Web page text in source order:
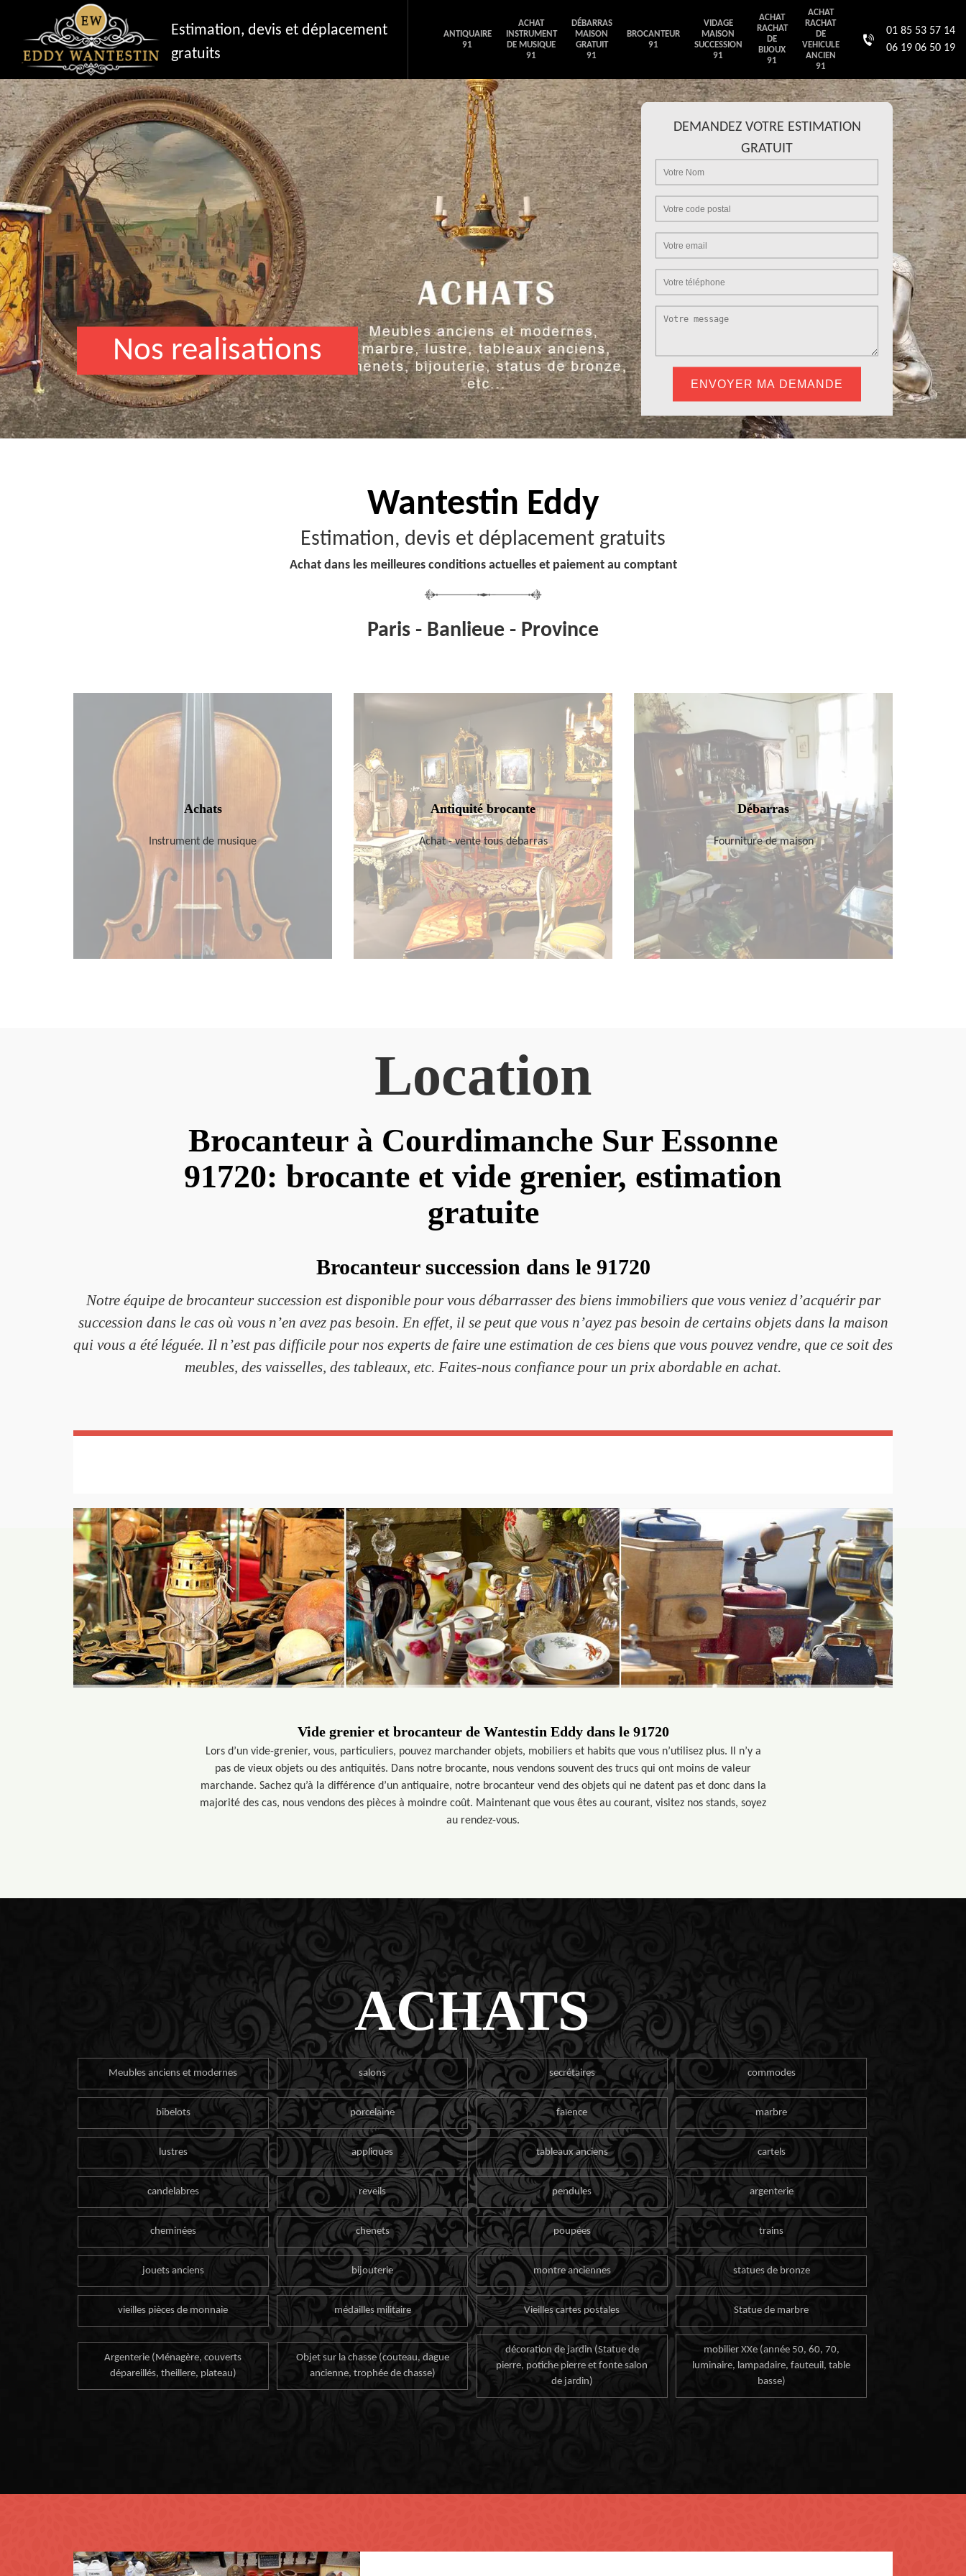
Estimation, devis et déplacement
gratuits
ANTIQUAIRE
91
ACHAT
INSTRUMENT
DE MUSIQUE
91
DÉBARRAS
MAISON
GRATUIT
91
BROCANTEUR
91
VIDAGE
MAISON
SUCCESSION
91
ACHAT
RACHAT
DE
BIJOUX
91
ACHAT
RACHAT
DE
VEHICULE
ANCIEN
91
01 85 53 57 14
06 19 06 50 19
Nos realisations
DEMANDEZ VOTRE ESTIMATION
GRATUIT
Wantestin Eddy
Estimation, devis et déplacement gratuits
Achat dans les meilleures conditions actuelles et paiement au comptant
Paris - Banlieue - Province
Achats
Instrument de musique
Antiquité brocante
Achat - vente tous débarras
Débarras
Fourniture de maison
Brocanteur à Courdimanche Sur Essonne
91720: brocante et vide grenier, estimation
gratuite
Location
Brocanteur succession dans le 91720
Notre équipe de brocanteur succession est disponible pour vous débarrasser des biens immobiliers que vous veniez d’acquérir par
succession dans le cas où vous n’en avez pas besoin. En effet, il se peut que vous n’ayez pas besoin de certains objets dans la maison
qui vous a été léguée. Il n’est pas difficile pour nos experts de faire une estimation de ces biens que vous pouvez vendre, que ce soit des
meubles, des vaisselles, des tableaux, etc. Faites-nous confiance pour un prix abordable en achat.
Vide grenier et brocanteur de Wantestin Eddy dans le 91720
Lors d’un vide-grenier, vous, particuliers, pouvez marchander objets, mobiliers et habits que vous n’utilisez plus. Il n’y a
pas de vieux objets ou des antiquités. Dans notre brocante, nous vendons souvent des trucs qui ont moins de valeur
marchande. Sachez qu’à la différence d’un antiquaire, notre brocanteur vend des objets qui ne datent pas et donc dans la
majorité des cas, nous vendons des pièces à moindre coût. Maintenant que vous êtes au courant, visitez nos stands, soyez
au rendez-vous.
ACHATS
Meubles anciens et modernes salons secrétaires commodes
bibelots porcelaine faïence marbre
lustres appliques tableaux anciens cartels
candelabres reveils pendules argenterie
cheminées chenets poupées trains
jouets anciens bijouterie montre anciennes statues de bronze
vieilles pièces de monnaie médailles militaire Vieilles cartes postales Statue de marbre
Argenterie (Ménagère, couverts
dépareillés, theillere, plateau)
Objet sur la chasse (couteau, dague
ancienne, trophée de chasse)
décoration de jardin (Statue de
pierre, potiche pierre et fonte salon
de jardin)
mobilier XXe (année 50, 60, 70,
luminaire, lampadaire, fauteuil, table
basse)